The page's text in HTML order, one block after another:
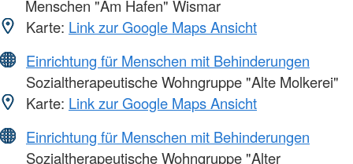
Menschen "Am Hafen" Wismar
Karte: Link zur Google Maps Ansicht
Einrichtung für Menschen mit Behinderungen
Sozialtherapeutische Wohngruppe "Alte Molkerei"
Karte: Link zur Google Maps Ansicht
Einrichtung für Menschen mit Behinderungen
Sozialtherapeutische Wohngruppe "Alter